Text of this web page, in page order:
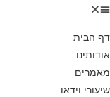
דף הבית
אודותינו
מאמרים
שיעורי וידאו